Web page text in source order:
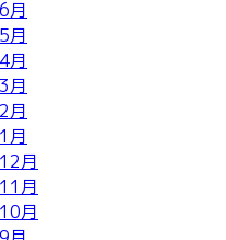
月
月
月
月
月
月
月
月
月